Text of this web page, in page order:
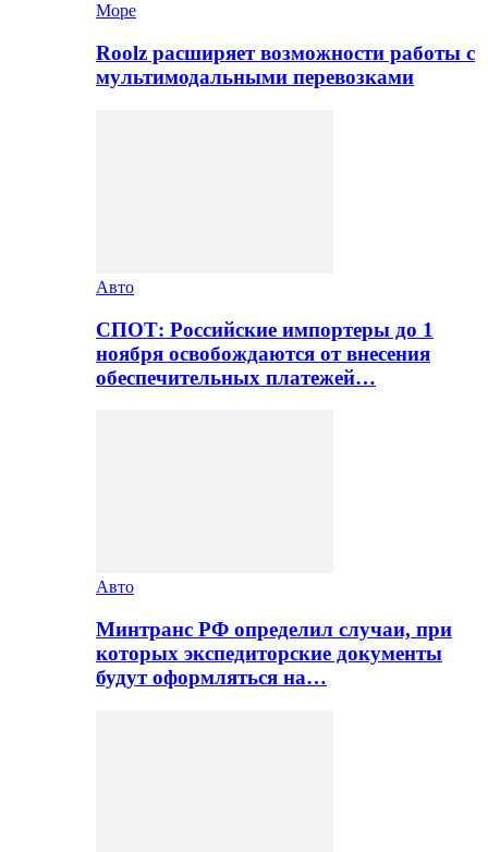
Море
Roolz расширяет возможности работы с
мультимодальными перевозками
Авто
СПОТ: Российские импортеры до 1
ноября освобождаются от внесения
обеспечительных платежей…
Авто
Минтранс РФ определил случаи, при
которых экспедиторские документы
будут оформляться на…